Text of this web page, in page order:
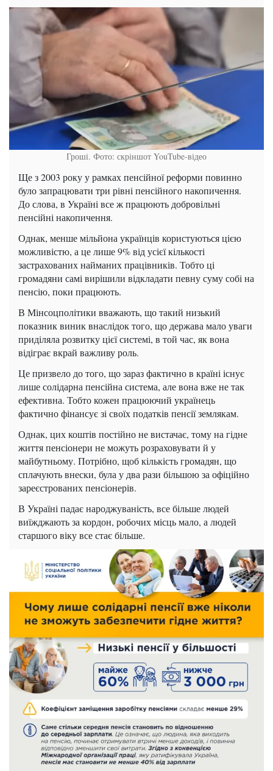
Гроші. Фото: скріншот YouTube-відео
Ще з 2003 року у рамках пенсійної реформи повинно
було запрацювати три рівні пенсійного накопичення.
До слова, в Україні все ж працюють добровільні
пенсійні накопичення.
Однак, менше мільйона українців користуються цією
можливістю, а це лише 9% від усієї кількості
застрахованих найманих працівників. Тобто ці
громадяни самі вирішили відкладати певну суму собі на
пенсію, поки працюють.
В Мінсоцполітики вважають, що такий низький
показник виник внаслідок того, що держава мало уваги
приділяла розвитку цієї системі, в той час, як вона
відіграє вкрай важливу роль.
Це призвело до того, що зараз фактично в країні існує
лише солідарна пенсійна система, але вона вже не так
ефективна. Тобто кожен працюючий українець
фактично фінансує зі своїх податків пенсії землякам.
Однак, цих коштів постійно не вистачає, тому на гідне
життя пенсіонери не можуть розраховувати й у
майбутньому. Потрібно, щоб кількість громадян, що
сплачують внески, була у два рази більшою за офіційно
зареєстрованих пенсіонерів.
В Україні падає народжуваність, все більше людей
виїжджають за кордон, робочих місць мало, а людей
старшого віку все стає більше.